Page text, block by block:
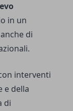
in un
di
interventi
e della
di